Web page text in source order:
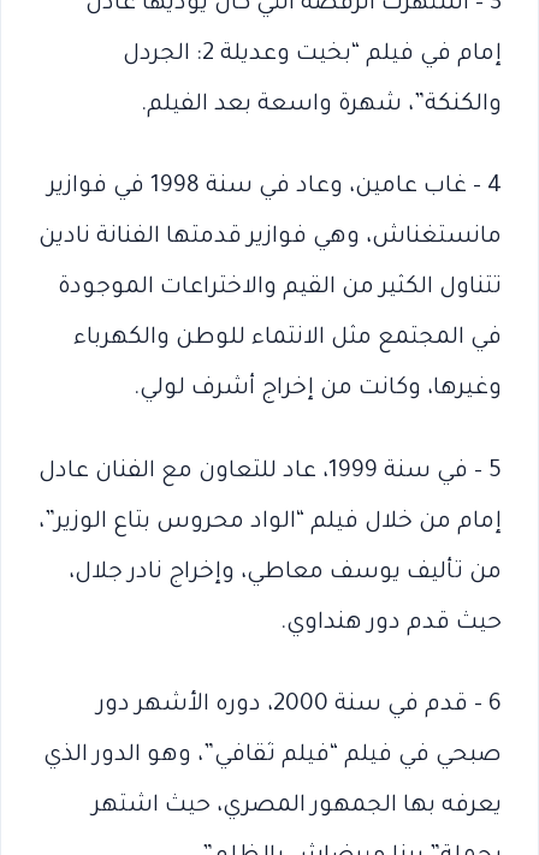
إمام في فيلم “بخيت وعديلة 2: الجردل
والكنكة”، شهرة واسعة بعد الفيلم.
4 – غاب عامين، وعاد في سنة 1998 في فوازير
مانستغناش، وهي فوازير قدمتها الفنانة نادين
تتناول الكثير من القيم واﻻختراعات الموجودة
في المجتمع مثل اﻻنتماء للوطن والكهرباء
وغيرها، وكانت من إخراج أشرف لولي.
5 – في سنة 1999، عاد للتعاون مع الفنان عادل
إمام من خلال فيلم “الواد محروس بتاع الوزير”،
من تأليف يوسف معاطي، وإخراج نادر جلال،
حيث قدم دور هنداوي.
6 – قدم في سنة 2000، دوره الأشهر دور
صبحي في فيلم “فيلم ثقافي”، وهو الدور الذي
يعرفه بها الجمهور المصري، حيث اشتهر